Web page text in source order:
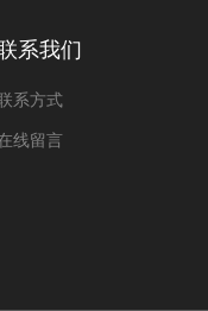
系我们
系方式
线留言